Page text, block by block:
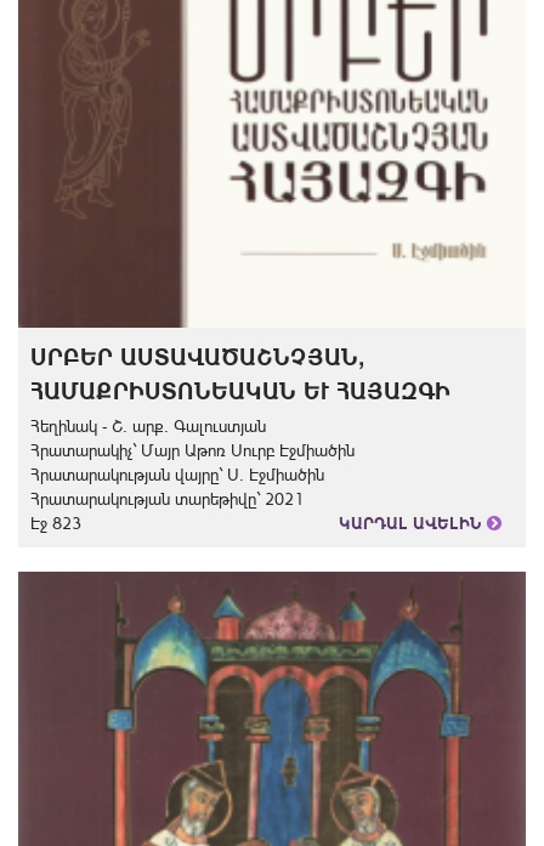
ՍՐԲԵՐ ԱՍՏԱՎԱԾԱՇՆՉՅԱՆ,
ՀԱՄԱՔՐԻՍՏՈՆԵԱԿԱՆ ԵՒ ՀԱՅԱԶԳԻ
Հեղինակ - Շ. արք. Գալուստյան
Հրատարակիչ` Մայր Աթոռ Սուրբ Էջմիածին
Հրատարակության վայրը` Ս. Էջմիածին
Հրատարակության տարեթիվը` 2021
Էջ 823
ԿԱՐԴԱԼ ԱՎԵԼԻՆ